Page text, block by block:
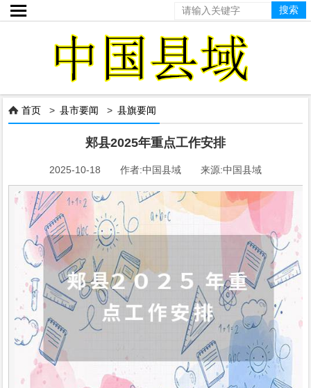

 首页 >县市要闻 >县旗要闻
郏县2025年重点工作安排
2025-10-18 作者:中国县域 来源:中国县域